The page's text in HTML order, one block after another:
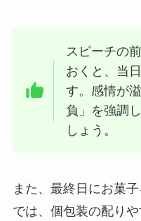
スピーチの
おくと、当
す。感情が
負」を強調
しょう。
また、最終日にお菓
では、個包装の配り